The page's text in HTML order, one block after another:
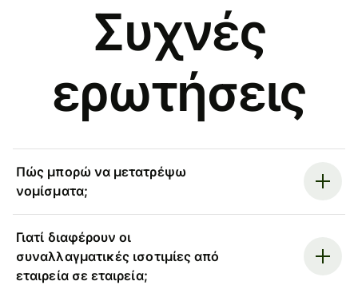
Συχνές
ερωτήσεις
Πώς μπορώ να μετατρέψω
νομίσματα;
Γιατί διαφέρουν οι
συναλλαγματικές ισοτιμίες από
εταιρεία σε εταιρεία;